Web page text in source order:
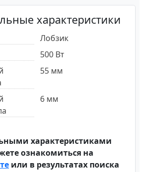
характеристики
Лобзик
500 Вт
55 мм
6 мм
характеристиками
ознакомиться на
или в результатах поиска